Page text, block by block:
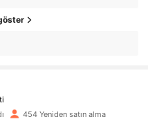
454 Yeniden satın alma